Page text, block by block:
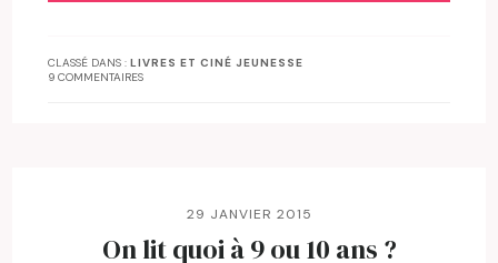
CLASSÉ DANS :LIVRES ET CINÉ JEUNESSE
9 COMMENTAIRES
29 JANVIER 2015
On lit quoi à 9 ou 10 ans ?